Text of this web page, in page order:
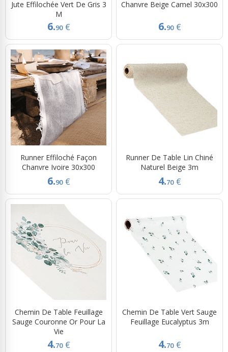
Jute Effilochée Vert De Gris 3
M
6.90 €
Chanvre Beige Camel 30x300
6.90 €
Runner Effiloché Façon
Chanvre Ivoire 30x300
6.90 €
Runner De Table Lin Chiné
Naturel Beige 3m
4.70 €
Chemin De Table Feuillage
Sauge Couronne Or Pour La
Vie
4.70 €
Chemin De Table Vert Sauge
Feuillage Eucalyptus 3m
4.70 €